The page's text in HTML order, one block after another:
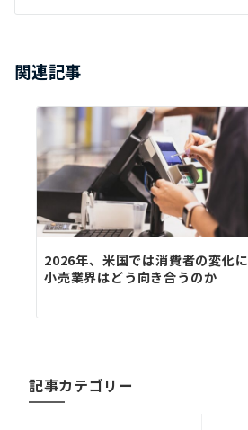
シ
ン
関連記事
2026年、米国では消費者の変化に
小売業界はどう向き合うのか
記事カテゴリー